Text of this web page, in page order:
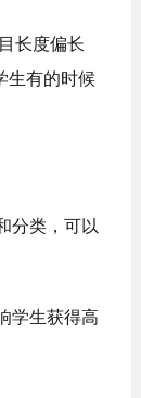
长度偏长
生有的时候
分类，可以
学生获得高